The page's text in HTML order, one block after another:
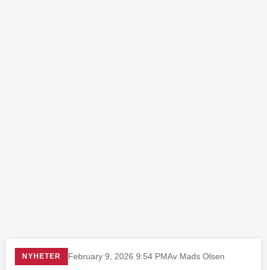
NYHETER February 9, 2026 9:54 PMAv Mads Olsen